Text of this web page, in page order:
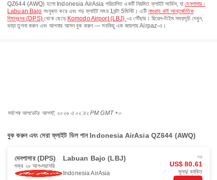
QZ644(AWQ) হলো Indonesia AirAsia পরিচালিত একটি নিয়মিত ফ্লাইট সার্ভিস, যাদেনপাসার -
Labuan Bajo সংযুক্ত করে এবং গড় ফ্লাইট সময় 1ঘন্টা 5মিনিট । এটি নাগুরাহ রাই আন্তর্জাতিক
বিমানবন্দর (DPS) থেকে ছেড়ে Komodo Airport (LBJ) -এ পৌঁছায়। রিয়েল-টাইম সময়সূচি দেখুন,
ভাড়া তুলনা করুন এবং আপনার আসন বুক করুন — সবকিছু এক জায়গায় Airpaz-এ।
সর্বশেষ আপডেট৪ আগস্ট, ২০২৬ এ ০২:৪২ PM GMT +০
বুক করুন এবং সেরা ফ্লাইট ডিল পান Indonesia AirAsia QZ644 (AWQ)
দেনপাসার (DPS) Labuan Bajo (LBJ)
শুক্র ২৮ আগ সরাসরি
Indonesia AirAsia
শুরু
US$ 80.61
মূল্য/ ব্যক্তি